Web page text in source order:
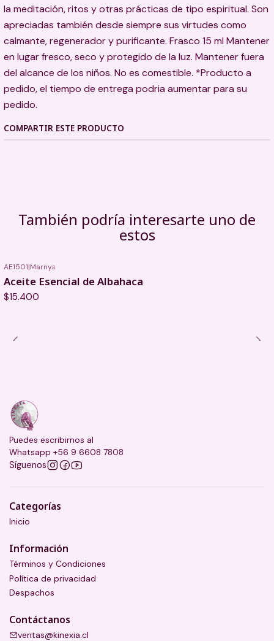
la meditación, ritos y otras prácticas de tipo espiritual. Son
apreciadas también desde siempre sus virtudes como
calmante, regenerador y purificante. Frasco 15 ml Mantener
en lugar fresco, seco y protegido de la luz. Mantener fuera
del alcance de los niños. No es comestible. *Producto a
pedido, el tiempo de entrega podria aumentar para su
pedido.
COMPARTIR ESTE PRODUCTO
También podría interesarte uno de
estos
AE1501|Marnys
Aceite Esencial de Albahaca
$15.400
Puedes escribirnos al
Whatsapp +56 9 6608 7808
Síguenos
Categorías
Inicio
Información
Términos y Condiciones
Política de privacidad
Despachos
Contáctanos
ventas@kinexia.cl